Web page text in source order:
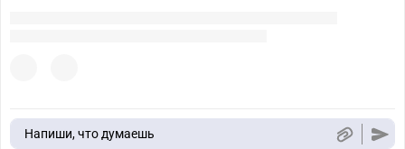
Напиши, что думаешь